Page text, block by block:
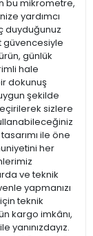
bu mikrometre,
yardımcı
duyduğunuz
güvencesiyle
günlük
hale
dokunuş
şekilde
sizlere
tasarımı ile öne
her
ve teknik
yapmanızı
teknik
kargo imkânı,
yanınızdayız.